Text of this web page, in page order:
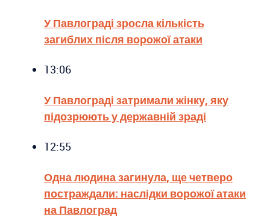
У Павлограді зросла кількість
загиблих після ворожої атаки
13:06
У Павлограді затримали жінку, яку
підозрюють у державній зраді
12:55
Одна людина загинула, ще четверо
постраждали: наслідки ворожої атаки
на Павлоград